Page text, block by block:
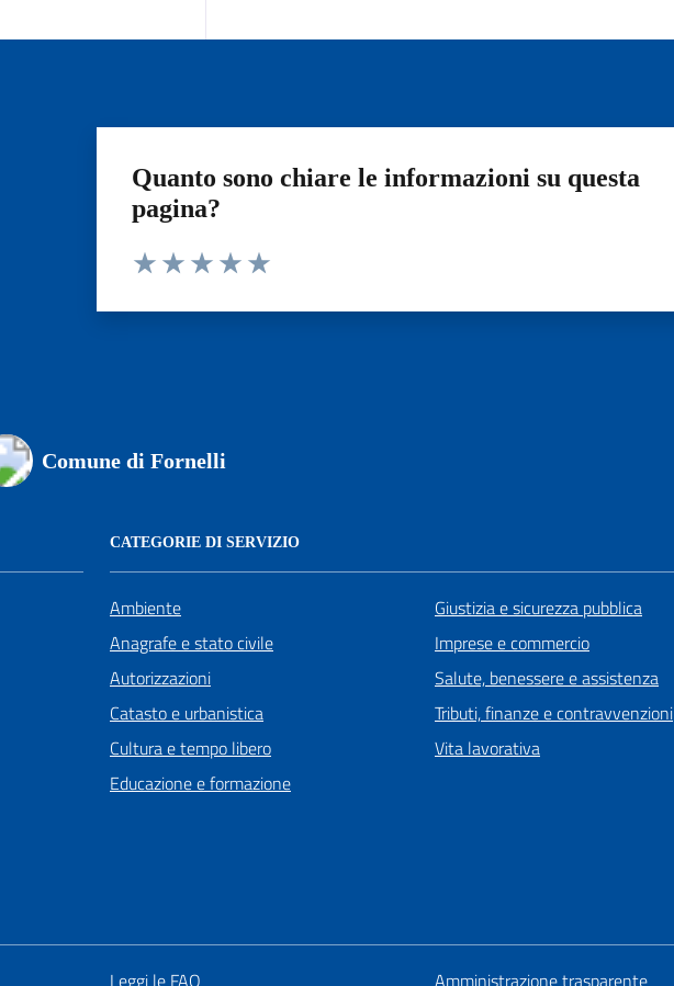
Quanto sono chiare le informazioni su questa
pagina?
Comune di Fornelli
CATEGORIE DI SERVIZIO
Ambiente
Anagrafe e stato civile
Autorizzazioni
Catasto e urbanistica
Cultura e tempo libero
Educazione e formazione
Giustizia e sicurezza pubblica
Imprese e commercio
Salute, benessere e assistenza
Tributi, finanze e contravvenzioni
Vita lavorativa
Leggi le FAQ Amministrazione trasparente